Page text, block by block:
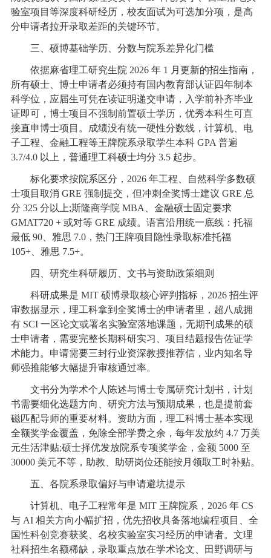
验室项目等深度科研经历，校友面试为可选加分项，是高
分申请者拉开录取差距的关键环节。
三、硕博基础学历、分数与院系差异化门槛
依据麻省理工研究生院 2026 年 1 月更新的招生指南，
所有硕士、博士申请者必须持有国内教育部认证四年制本
科学位，应届生可凭在读证明递交申请，入学前补齐毕业
证即可，博士项目不强制前置硕士学历，优秀本科生可直
接直申博士项目。成绩没有统一硬性分数线，计算机、电
子工程、金融工程等王牌院系录取学生本科 GPA 普遍
3.7/4.0 以上，普通理工科硕士均分 3.5 起步。
标化要求按院系区分，2026 年工程、自然科学多数硕
士项目取消 GRE 强制提交，但冲刺全奖博士建议 GRE 总
分 325 分以上;斯隆商学院 MBA、金融硕士固定要求
GMAT720 + 或对等 GRE 成绩。语言沿用统一底线：托福
最低 90、雅思 7.0，热门王牌项目隐性录取标准托福
105+、雅思 7.5+。
四、研究生科研履历、文书与资助政策细则
科研成果是 MIT 硕博录取核心评判指标，2026 招生评
审数据显示，理工科拿到全奖博士的申请者里，超八成拥
有 SCI 一区论文或署名实验室落地课题，无期刊成果的硕
士申请者，需要完整长期科研实习、项目结题报告佐证学
术能力。申请需要三封行业资深教授推荐信，业内知名导
师强推能够大幅提升审核通过率。
文书分为学术个人陈述与博士专属研究计划书，计划
书需要细化选题方向、研究方法与预期成果，也是提前套
磁匹配导师的重要材料。资助方面，理工科博士基本实现
全额奖学金覆盖，免除全部学费之余，每年发放约 4.7 万美
元生活津贴;硕士择优发放院系专项奖学金，金额 5000 至
30000 美元不等，助教、助研岗位还能按月领取工时补贴。
五、各院系录取偏好与申请避坑提示
计算机、电子工程常年是 MIT 王牌院系，2026 年 CS
与 AI 相关方向小幅扩招，优先招收具备落地编程项目、全
国性科创竞赛获奖、名校实验室实习经历的申请者。文理
社科招生名额稀缺，录取重点放在学术论文、田野调研与